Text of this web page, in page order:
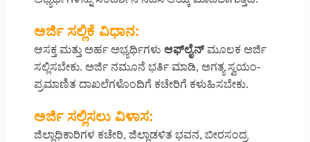
ಅರ್ಜಿ ಸಲ್ಲಿಕೆ ವಿಧಾನ:
ಆಸಕ್ತ ಮತ್ತು ಅರ್ಹ ಅಭ್ಯರ್ಥಿಗಳು ಆಫ್‌ಲೈನ್ಮೂಲಕ ಅರ್ಜಿ
ಸಲ್ಲಿಸಬೇಕು. ಅರ್ಜಿ ನಮೂನೆ ಭರ್ತಿ ಮಾಡಿ, ಅಗತ್ಯ ಸ್ವಯಂ-
ಪ್ರಮಾಣಿತ ದಾಖಲೆಗಳೊಂದಿಗೆ ಕಚೇರಿಗೆ ಕಳುಹಿಸಬೇಕು.
ಅರ್ಜಿ ಸಲ್ಲಿಸಲು ವಿಳಾಸ:
ಜಿಲ್ಲಾಧಿಕಾರಿಗಳ ಕಚೇರಿ, ಜಿಲ್ಲಾಡಳಿತ ಭವನ, ಬೀರಸಂದ್ರ